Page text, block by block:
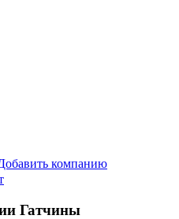
компанию
Гатчины